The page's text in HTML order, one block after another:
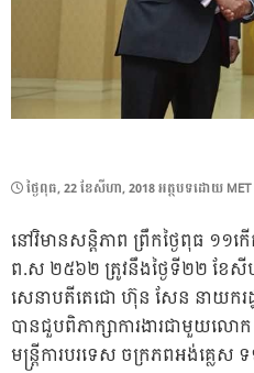
POSTED
ថ្ងៃ​ពុធ, 22 ខែ​សីហា, 2018អត្ថបទដោយ
នៅវិមានសន្តិភាព ព្រឹកថ្ងៃពុធ ១១
ព.ស ២៥៦២ ត្រូវនឹងថ្ងៃទី២២ ខែសី
សេនាបតីតេជោ ហ៊ុន សែន នាយករដ្ឋ
បានជួបពិភាក្សាការងារជាមួយលោ
មន្ត្រីការបរទេស ចក្រភពអង់គ្លេ